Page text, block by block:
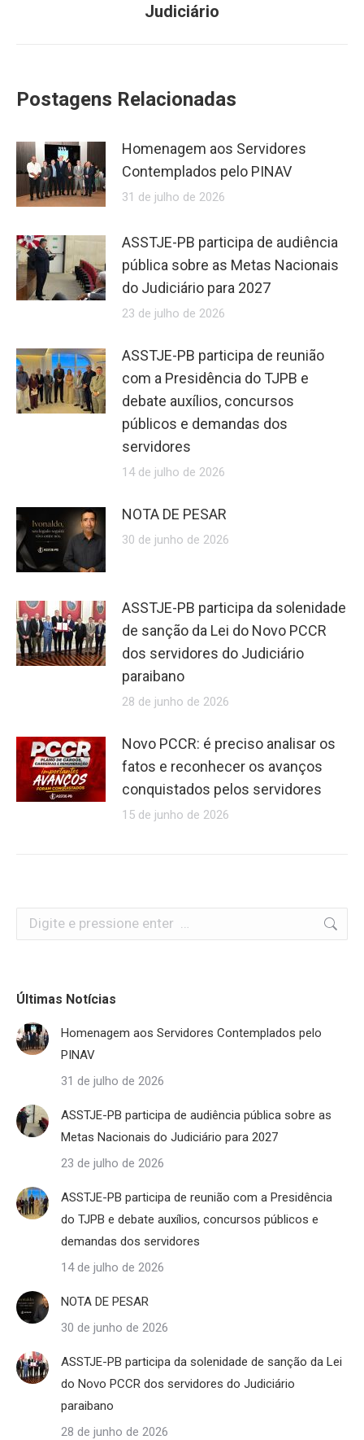
Judiciário
Postagens Relacionadas
Homenagem aos Servidores
Contemplados pelo PINAV
31 de julho de 2026
ASSTJE-PB participa de audiência
pública sobre as Metas Nacionais
do Judiciário para 2027
23 de julho de 2026
ASSTJE-PB participa de reunião
com a Presidência do TJPB e
debate auxílios, concursos
públicos e demandas dos
servidores
14 de julho de 2026
NOTA DE PESAR
30 de junho de 2026
ASSTJE-PB participa da solenidade
de sanção da Lei do Novo PCCR
dos servidores do Judiciário
paraibano
28 de junho de 2026
Novo PCCR: é preciso analisar os
fatos e reconhecer os avanços
conquistados pelos servidores
15 de junho de 2026
Search:
Últimas Notícias
Homenagem aos Servidores Contemplados pelo
PINAV
31 de julho de 2026
ASSTJE-PB participa de audiência pública sobre as
Metas Nacionais do Judiciário para 2027
23 de julho de 2026
ASSTJE-PB participa de reunião com a Presidência
do TJPB e debate auxílios, concursos públicos e
demandas dos servidores
14 de julho de 2026
NOTA DE PESAR
30 de junho de 2026
ASSTJE-PB participa da solenidade de sanção da Lei
do Novo PCCR dos servidores do Judiciário
paraibano
28 de junho de 2026